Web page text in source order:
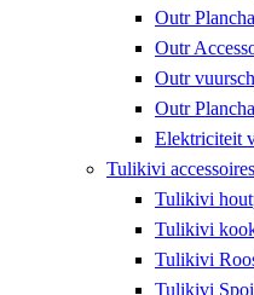
Outr
Outr
Outr
Outr
Elektriciteit
Tulikivi accessoires
Tulikivi
Tulikivi
Tulikivi
Tulikivi